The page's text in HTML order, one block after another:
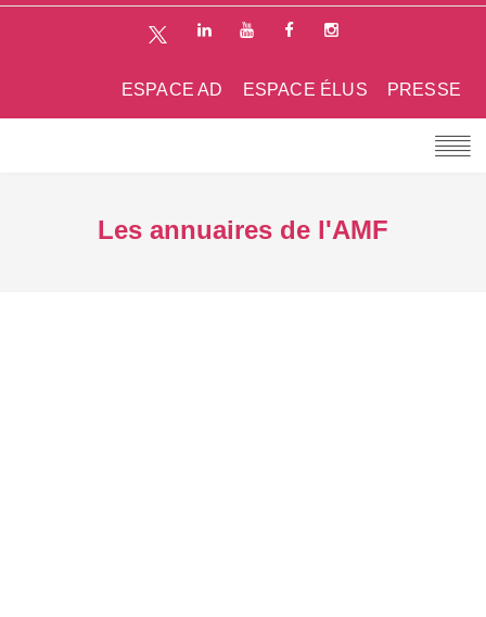
PRESSE
ESPACE ÉLUS
ESPACE AD
Les annuaires de l'AMF